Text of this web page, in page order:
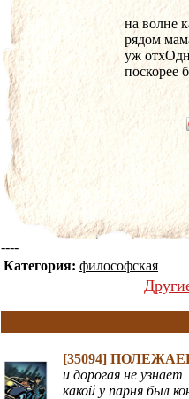
на волне
рядом
уж
поскорее
----
Категория: философская
[35094]
и дорогая не узнает
какой у парня был